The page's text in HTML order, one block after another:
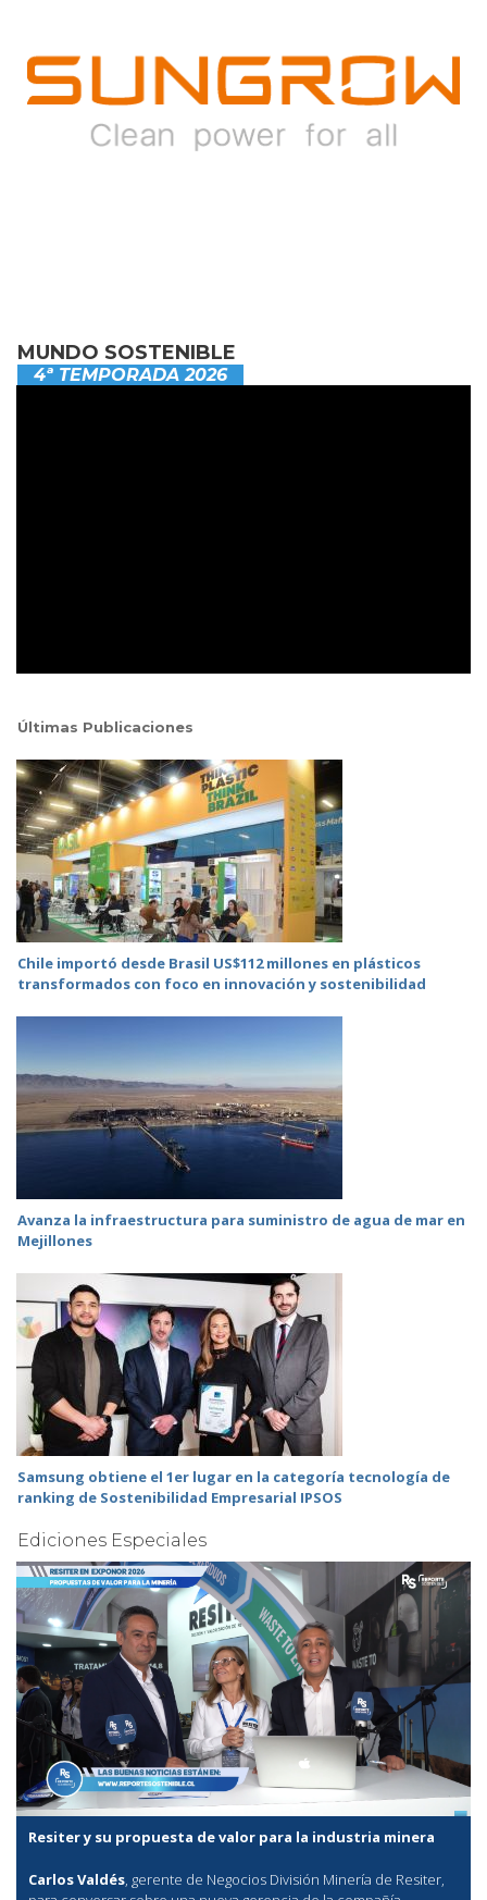
MUNDO SOSTENIBLE
4ª TEMPORADA 2026
Últimas Publicaciones
Chile importó desde Brasil US$112 millones en plásticos
transformados con foco en innovación y sostenibilidad
Avanza la infraestructura para suministro de agua de mar en
Mejillones
Samsung obtiene el 1er lugar en la categoría tecnología de
ranking de Sostenibilidad Empresarial IPSOS
Ediciones Especiales
Resiter y su propuesta de valor para la industria minera
Carlos Valdés, gerente de Negocios División Minería de Resiter,